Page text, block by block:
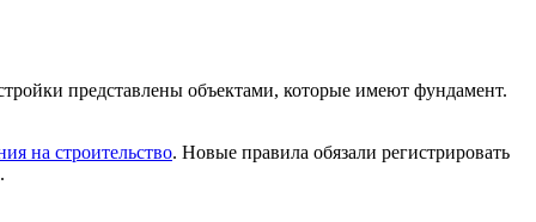
представлены объектами, которые имеют фундамент.
на строительство. Новые правила обязали регистрировать
.